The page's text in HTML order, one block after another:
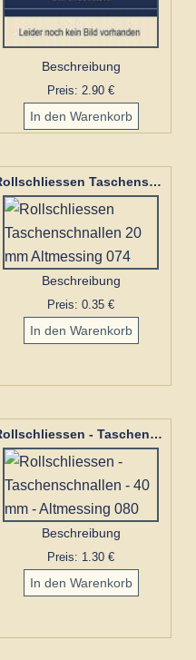
Beschreibung
Preis: 2.90 €
Rollschliessen Taschenschnallen 20 mm Altmessing 074
Beschreibung
Preis: 0.35 €
Rollschliessen - Taschenschnallen - 40 mm - Altmessing 080
Beschreibung
Preis: 1.30 €